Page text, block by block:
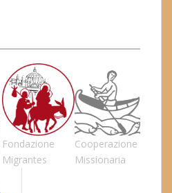
Fondazione
Migrantes
Cooperazione
Missionaria